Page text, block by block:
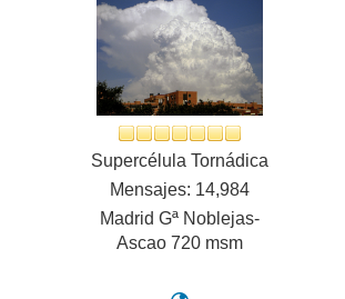
Supercélula Tornádica
Mensajes: 14,984
Madrid Gª Noblejas-
Ascao 720 msm